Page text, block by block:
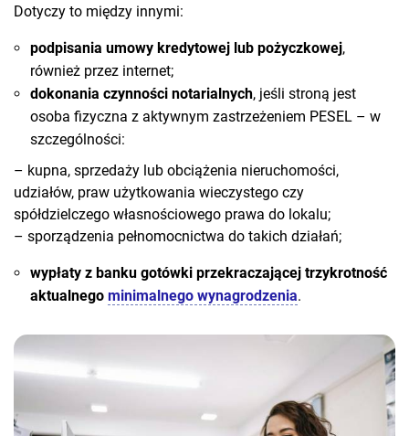
Dotyczy to między innymi:
podpisania umowy kredytowej lub pożyczkowej,
również przez internet;
dokonania czynności notarialnych, jeśli stroną jest
osoba fizyczna z aktywnym zastrzeżeniem PESEL – w
szczególności:
– kupna, sprzedaży lub obciążenia nieruchomości,
udziałów, praw użytkowania wieczystego czy
spółdzielczego własnościowego prawa do lokalu;
– sporządzenia pełnomocnictwa do takich działań;
wypłaty z banku gotówki przekraczającej trzykrotność
aktualnego minimalnego wynagrodzenia.